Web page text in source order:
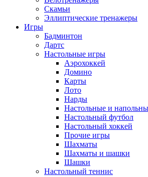
Скамьи
Эллиптические тренажеры
Игры
Бадминтон
Дартс
Настольные игры
Аэрохоккей
Домино
Карты
Лото
Нарды
Настольные и
Настольный футбол
Настольный хоккей
Прочие игры
Шахматы
Шахматы и шашки
Шашки
Настольный теннис